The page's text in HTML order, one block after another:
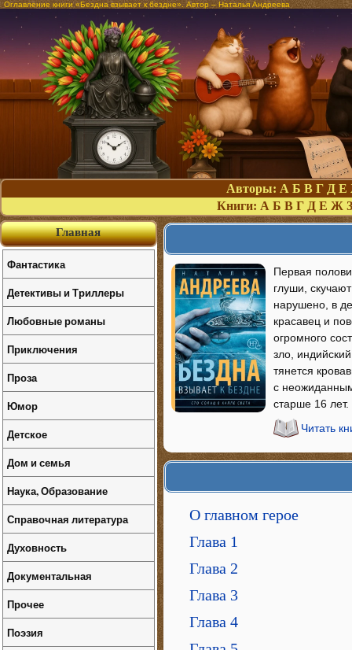
Оглавление книги «Бездна взывает к бездне». Автор – Наталья Андреева
Авторы: А Б В Г Д Е
Книги: А Б В Г Д Е Ж З
Первая
глуши,
нарушено, в
красавец и
огромного
зло,
тянется
с
старше 16 лет.
Читать
О главном герое
Глава 1
Глава 2
Глава 3
Глава 4
Главная
Фантастика
Детективы и Триллеры
Любовные романы
Приключения
Проза
Юмор
Детское
Дом и семья
Наука, Образование
Справочная литература
Духовность
Документальная
Прочее
Поэзия